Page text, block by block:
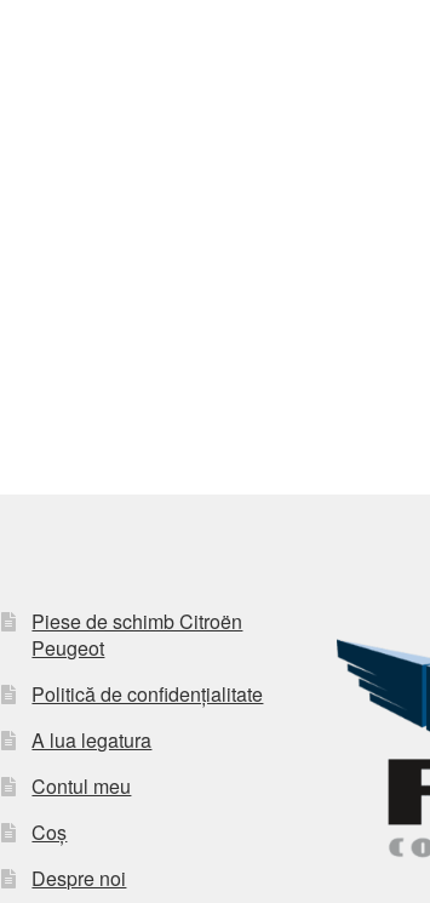
Piese de schimb Citroën
Peugeot
Politică de confidențialitate
A lua legatura
Contul meu
Coș
Despre noi